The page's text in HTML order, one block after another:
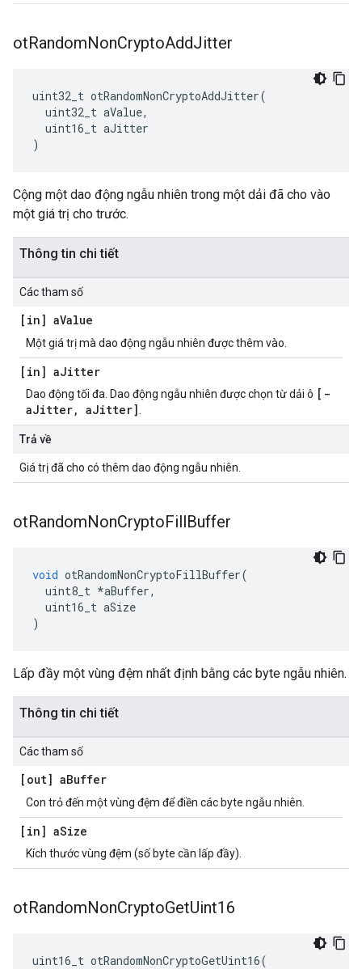
otRandomNonCryptoAddJitter
uint32_t otRandomNonCryptoAddJitter(
uint32_t aValue,
uint16_t aJitter
)
Cộng một dao động ngẫu nhiên trong một dải đã cho vào
một giá trị cho trước.
Thông tin chi tiết
Các tham số
[in] aValue
Một giá trị mà dao động ngẫu nhiên được thêm vào.
[in] aJitter
Dao động tối đa. Dao động ngẫu nhiên được chọn từ dải ô [-
aJitter, aJitter]
Trả về
Giá trị đã cho có thêm dao động ngẫu nhiên.
otRandomNonCryptoFillBuffer
void otRandomNonCryptoFillBuffer(
uint8_t *aBuffer,
uint16_t aSize
)
Lấp đầy một vùng đệm nhất định bằng các byte ngẫu nhiên.
Thông tin chi tiết
Các tham số
[out] aBuffer
Con trỏ đến một vùng đệm để điền các byte ngẫu nhiên.
[in] aSize
Kích thước vùng đệm (số byte cần lấp đầy).
otRandomNonCryptoGetUint16
uint16_t otRandomNonCryptoGetUint16(